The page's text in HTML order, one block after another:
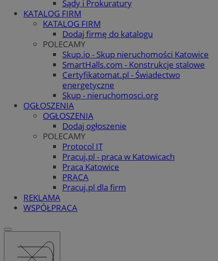
Sądy i Prokuratury
KATALOG FIRM
KATALOG FIRM
Dodaj firmę do katalogu
POLECAMY
Skup.io - Skup nieruchomości Katowice
SmartHalls.com - Konstrukcje stalowe
Certyfikatomat.pl - Świadectwo
energetyczne
Skup - nieruchomosci.org
OGŁOSZENIA
OGŁOSZENIA
Dodaj ogłoszenie
POLECAMY
Protocol IT
Pracuj.pl - praca w Katowicach
Praca Katowice
PRACA
Pracuj.pl dla firm
REKLAMA
WSPÓŁPRACA